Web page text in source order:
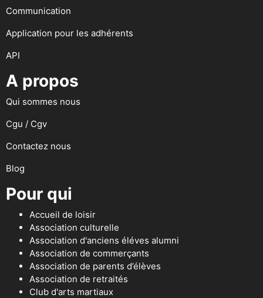
Communication
Application pour les adhérents
API
A propos
Qui sommes nous
Cgu / Cgv
Contactez nous
Blog
Pour qui
Accueil de loisir
Association culturelle
Association d'anciens éléves alumni
Association de commerçants
Association de parents d’élèves
Association de retraités
Club d'arts martiaux